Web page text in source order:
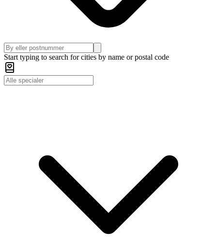
Start typing to search for cities by name or postal code